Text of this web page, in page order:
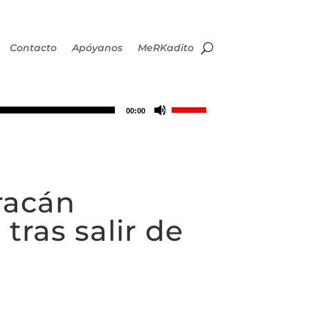
Contacto Apóyanos MeRKadito
00:00
Utiliza
flecha
tras salir de